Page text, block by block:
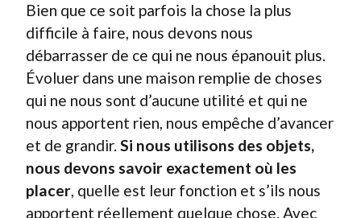
Bien que ce soit parfois la chose la plus
difficile à faire, nous devons nous
débarrasser de ce qui ne nous épanouit plus.
Évoluer dans une maison remplie de choses
qui ne nous sont d’aucune utilité et qui ne
nous apportent rien, nous empêche d’avancer
et de grandir.Si nous utilisons des objets,
nous devons savoir exactement où les
placer, quelle est leur fonction et s’ils nous
apportent réellement quelque chose. Avec